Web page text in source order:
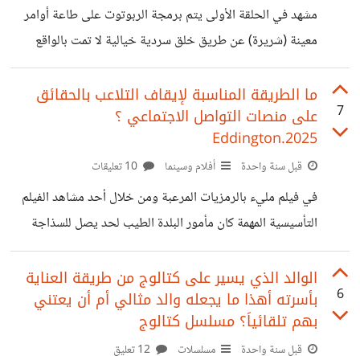
ليظهر مع الشخص الليبي والأسد في فيديو لاحق بعد موجة
هجوم
مشهد في الحلقة الأولى يتم برمجة الربوتوت على طاعة أوامر
معينة (شريرة) عن طريق خلق سردية خيالية لا تمت بالواقع
بصلة فقط لجعل الربوت ينفذ أجندة ليست بالضرورة سليمة
النية، و بالواقع الفعلي الأمر لا يختلف عن هذا المشعد ، بل
بحقيقة الأمر يتوافق معه بدقة وتطابق مستفز حيث يتم برمجة
نماذج الذكاء الاصطناعي على الاستخدام في القتل واستهداف
الأبرياء في الحروب او في أبسط الأحوال تجاوز بعض الأسئلة
المنطقية عندما تبدأ بالحديث معها فيما يحدث في بعض الدول
العربية
7
ما الطريقة المناسبة لإيقاف التلاعب بالحقائق
على منصات التواصل الاجتماعي ؟
Eddington.2025
قبل سنة واحدة أفلام وسينما
في فيلم مليء بالرمزيات المرعبة ومن خلال أحد مشاهد الفيلم
التأسيسية المهمة كان مأمور البلدة الطيب لحد يصل للسذاجة
(كما يبدو ببداية الأحداث) يحاول إيقاف متشرد مجنون أقتحم
مطعم وقد ترك الكثير من الشباب يقومون بتصويره ورفع هذا
على الأنترنت، وهو ما يتم استغلاله لاحقاً من قبل مجموعة من
الشباب المتظاهرين ضد العنصرية ليحاولوا تصوير مأمور البلدة
6
الوالد الذي يسير على كتالوج من طريقة العناية
بأسرته أهذا ما يجعله والد مثالي أم أن يعتني
بهم تلقائياَ؟ مسلسل كتالوج
قبل سنة واحدة مسلسلات